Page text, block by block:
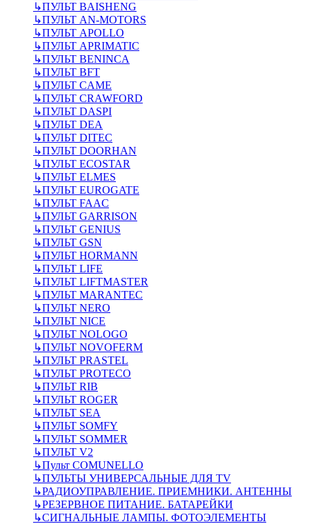
↳ПУЛЬТ BAISHENG
↳ПУЛЬТ AN-MOTORS
↳ПУЛЬТ APOLLO
↳ПУЛЬТ APRIMATIC
↳ПУЛЬТ BENINCA
↳ПУЛЬТ BFT
↳ПУЛЬТ CAME
↳ПУЛЬТ CRAWFORD
↳ПУЛЬТ DASPI
↳ПУЛЬТ DEA
↳ПУЛЬТ DITEC
↳ПУЛЬТ DOORHAN
↳ПУЛЬТ ECOSTAR
↳ПУЛЬТ ELMES
↳ПУЛЬТ EUROGATE
↳ПУЛЬТ FAAC
↳ПУЛЬТ GARRISON
↳ПУЛЬТ GENIUS
↳ПУЛЬТ GSN
↳ПУЛЬТ HORMANN
↳ПУЛЬТ LIFE
↳ПУЛЬТ LIFTMASTER
↳ПУЛЬТ MARANTEC
↳ПУЛЬТ NERO
↳ПУЛЬТ NICE
↳ПУЛЬТ NOLOGO
↳ПУЛЬТ NOVOFERM
↳ПУЛЬТ PRASTEL
↳ПУЛЬТ PROTECO
↳ПУЛЬТ RIB
↳ПУЛЬТ ROGER
↳ПУЛЬТ SEA
↳ПУЛЬТ SOMFY
↳ПУЛЬТ SOMMER
↳ПУЛЬТ V2
↳Пульт СOMUNELLO
↳ПУЛЬТЫ УНИВЕРСАЛЬНЫЕ ДЛЯ TV
↳РАДИОУПРАВЛЕНИЕ. ПРИЕМНИКИ. АНТЕННЫ
↳РЕЗЕРВНОЕ ПИТАНИЕ. БАТАРЕЙКИ
↳СИГНАЛЬНЫЕ ЛАМПЫ. ФОТОЭЛЕМЕНТЫ